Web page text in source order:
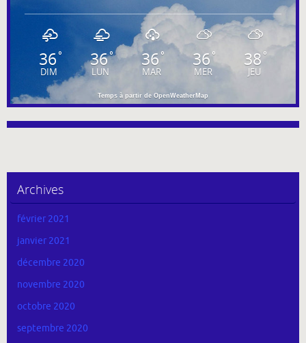
36°
DIM
36°
LUN
36°
MAR
36°
MER
38°
JEU
Temps à partir de OpenWeatherMap
Archives
février 2021
janvier 2021
décembre 2020
novembre 2020
octobre 2020
septembre 2020